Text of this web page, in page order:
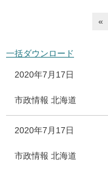
«
一括ダウンロード
2020年7月17日
市政情報 北海道
2020年7月17日
市政情報 北海道